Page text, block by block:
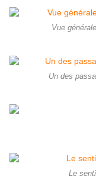
Vue
Un des
Le